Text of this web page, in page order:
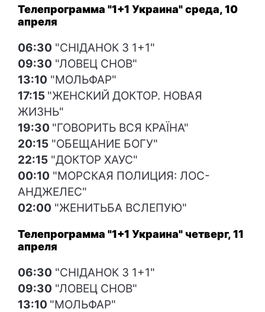
Телепрограмма "1+1 Украина" среда, 10
апреля
06:30 "СНІДАНОК З 1+1"
09:30 "ЛОВЕЦ СНОВ"
13:10 "МОЛЬФАР"
17:15 "ЖЕНСКИЙ ДОКТОР. НОВАЯ
ЖИЗНЬ"
19:30 "ГОВОРИТЬ ВСЯ КРАЇНА"
20:15 "ОБЕЩАНИЕ БОГУ"
22:15 "ДОКТОР ХАУС"
00:10 "МОРСКАЯ ПОЛИЦИЯ: ЛОС-
АНДЖЕЛЕС"
02:00 "ЖЕНИТЬБА ВСЛЕПУЮ"
Телепрограмма "1+1 Украина" четверг, 11
апреля
06:30 "СНІДАНОК З 1+1"
09:30 "ЛОВЕЦ СНОВ"
13:10 "МОЛЬФАР"